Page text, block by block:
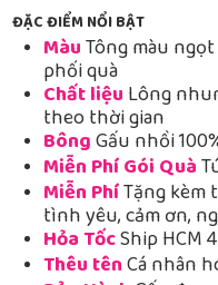
ĐẶC ĐIỂM NỔI BẬT
MàuTông màu
phối quà
Chất liệu Lông
theo thời gian
BôngGấu nhồi
Miễn Phí Gói Quà
Miễn PhíTặng kèm
tình yêu, cảm ơn,
Hỏa TốcShip HCM
Thêu tênCá nhân